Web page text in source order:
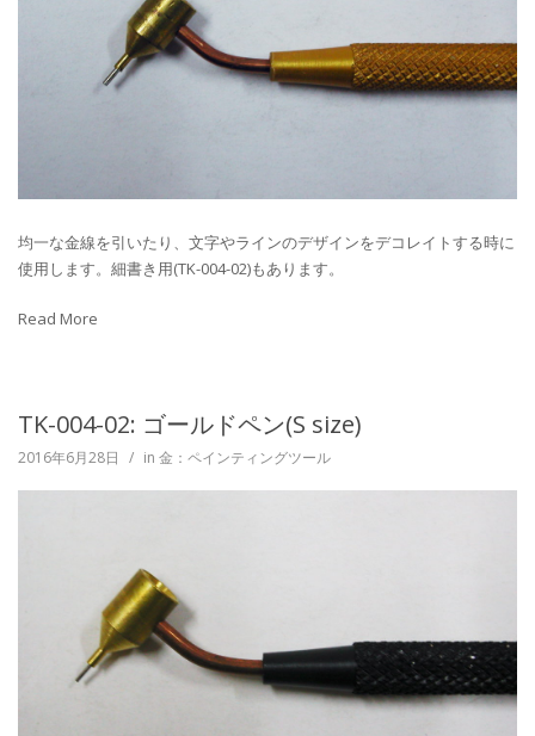
均一な金線を引いたり、文字やラインのデザインをデコレイトする時に
使用します。細書き用(TK-004-02)もあります。
Read More
TK-004-02: ゴールドペン(S size)
2016年6月28日 / in 金：ペインティングツール